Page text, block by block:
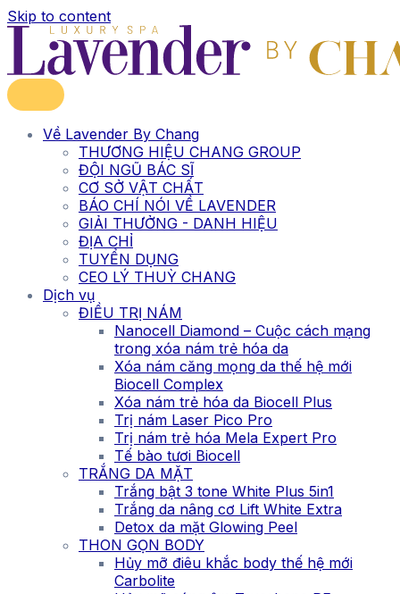
Skip to content
Về Lavender By Chang
THƯƠNG HIỆU CHANG GROUP
ĐỘI NGŨ BÁC SĨ
CƠ SỞ VẬT CHẤT
BÁO CHÍ NÓI VỀ LAVENDER
GIẢI THƯỞNG - DANH HIỆU
ĐỊA CHỈ
TUYỂN DỤNG
CEO LÝ THUỲ CHANG
Dịch vụ
ĐIỀU TRỊ NÁM
Nanocell Diamond – Cuộc cách mạng
trong xóa nám trẻ hóa da
Xóa nám căng mọng da thế hệ mới
Biocell Complex
Xóa nám trẻ hóa da Biocell Plus
Trị nám Laser Pico Pro
Trị nám trẻ hóa Mela Expert Pro
Tế bào tươi Biocell
TRẮNG DA MẶT
Trắng bật 3 tone White Plus 5in1
Trắng da nâng cơ Lift White Extra
Detox da mặt Glowing Peel
THON GỌN BODY
Hủy mỡ điêu khắc body thế hệ mới
Carbolite